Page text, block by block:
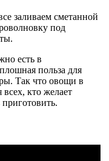
заливаем сметанной
под
есть в
польза для
Так что овощи в
кто желает